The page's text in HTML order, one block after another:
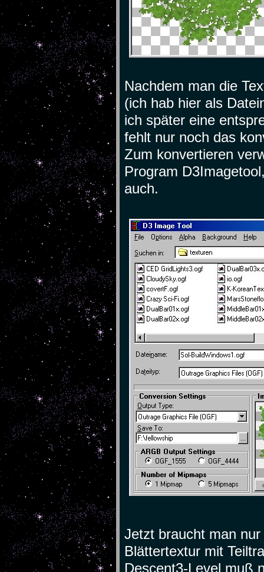
Nachdem man die
(ich hab hier als
ich später eine
fehlt nur noch das
Zum konvertieren
Program
auch.
Jetzt braucht man
Blättertextur mit
Descent3-Level muß